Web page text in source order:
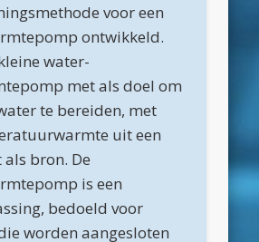
voor een
ontwikkeld.
water-
met als doel om
te bereiden, met
uit een
bron. De
is een
bedoeld voor
worden aangesloten